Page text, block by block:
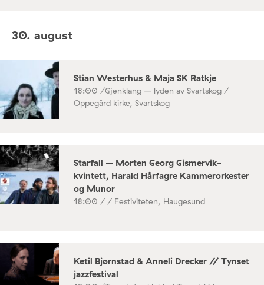
30. august
Stian Westerhus & Maja SK Ratkje
18:00 /Gjenklang – lyden av Svartskog /
Oppegård kirke, Svartskog
Starfall – Morten Georg Gismervik-
kvintett, Harald Hårfagre Kammerorkester
og Munor
18:00 / / Festiviteten, Haugesund
Ketil Bjørnstad & Anneli Drecker // Tynset
jazzfestival